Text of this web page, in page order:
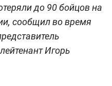
до 90 бойцов на
сообщил во время
Игорь